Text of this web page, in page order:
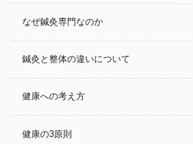
なぜ鍼灸専門なのか
鍼灸と整体の違いについて
健康への考え方
健康の3原則